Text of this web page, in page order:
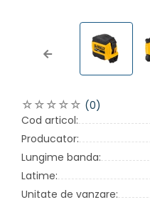
Previous
(0)
Cod articol:
Producator:
Lungime banda:
Latime:
Unitate de vanzare: